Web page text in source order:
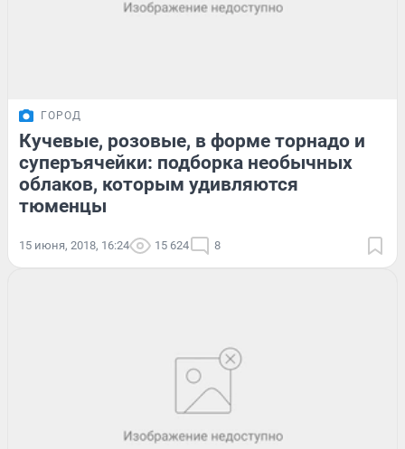
ГОРОД
Кучевые, розовые, в форме торнадо и
суперъячейки: подборка необычных
облаков, которым удивляются
тюменцы
15 июня, 2018, 16:24 15 624 8